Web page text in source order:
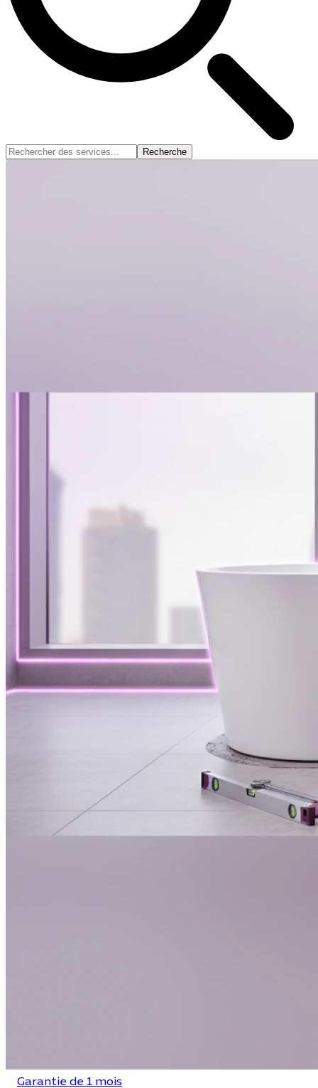
Recherche
Garantie de 1 mois